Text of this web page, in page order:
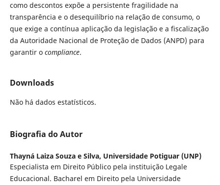
como descontos expõe a persistente fragilidade na
transparência e o desequilíbrio na relação de consumo, o
que exige a contínua aplicação da legislação e a fiscalização
da Autoridade Nacional de Proteção de Dados (ANPD) para
garantir o compliance.
Downloads
Não há dados estatísticos.
Biografia do Autor
Thayná Laiza Souza e Silva, Universidade Potiguar (UNP)
Especialista em Direito Público pela instituição Legale
Educacional. Bacharel em Direito pela Universidade